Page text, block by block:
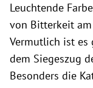
Leuchtende
von Bitterkeit
Vermutlich ist es
dem Siegeszug
Besonders die